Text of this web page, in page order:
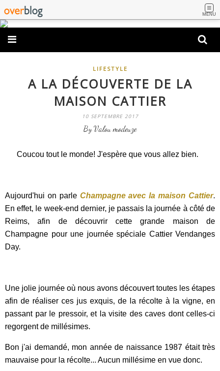
MENU
LIFESTYLE
A LA DÉCOUVERTE DE LA
MAISON CATTIER
10 SEPTEMBRE 2017
By Valou modeuze
Coucou tout le monde! J'espère que vous allez bien.
Aujourd'hui on parle Champagne avec la maison Cattier.
En effet, le week-end dernier, je passais la journée à côté de
Reims, afin de découvrir cette grande maison de
Champagne pour une journée spéciale Cattier Vendanges
Day.
Une jolie journée où nous avons découvert toutes les étapes
afin de réaliser ces jus exquis, de la récolte à la vigne, en
passant par le pressoir, et la visite des caves dont celles-ci
regorgent de millésimes.
Bon j'ai demandé, mon année de naissance 1987 était très
mauvaise pour la récolte... Aucun millésime en vue donc.